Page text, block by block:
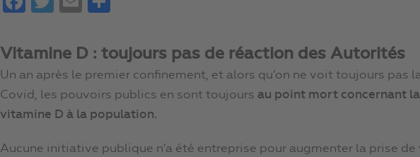
Vitamine D : toujours pas de réaction des Autorités
Un an après le premier confinement, et alors qu’on ne voit toujours pas
Covid, les pouvoirs publics en sont toujours au point mort concernant
vitamine D à la population.
Aucune initiative publique n’a été entreprise pour augmenter la prise de